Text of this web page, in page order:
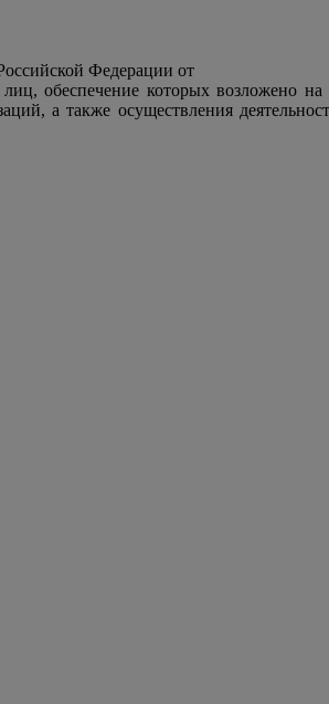
Федерации от
обеспечение которых возложено
а также осуществления